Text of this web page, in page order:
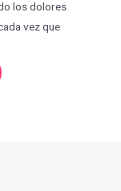
los dolores
vez que